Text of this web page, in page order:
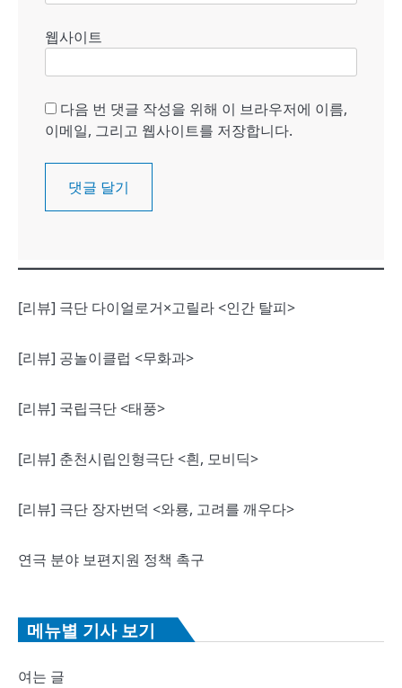
웹사이트
다음 번 댓글 작성을 위해 이 브라우저에 이름,
이메일, 그리고 웹사이트를 저장합니다.
[리뷰] 극단 다이얼로거×고릴라 <인간 탈피>
[리뷰] 공놀이클럽 <무화과>
[리뷰] 국립극단 <태풍>
[리뷰] 춘천시립인형극단 <흰, 모비딕>
[리뷰] 극단 장자번덕 <와룡, 고려를 깨우다>
연극 분야 보편지원 정책 촉구
메뉴별 기사 보기
여는 글